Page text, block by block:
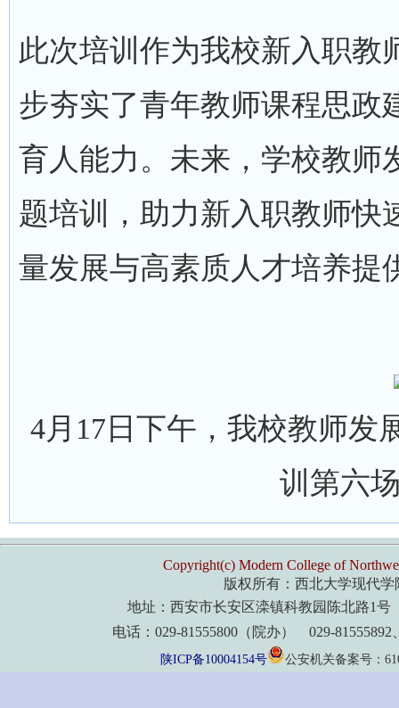
此次培训作为我校新入职教
步夯实了青年教师课程思政
育人能力。未来，学校教师
题培训，助力新入职教师快
量发展与高素质人才培养提
4月17日下午，我校教师发
训第六
Copyright(c) Modern College of
版权所有：西北大学现代学
地址：西安市长安区滦镇科教园陈北路1
电话：029-81555800（院办） 029-81555892
陕ICP备10004154号 公安机关备案号：